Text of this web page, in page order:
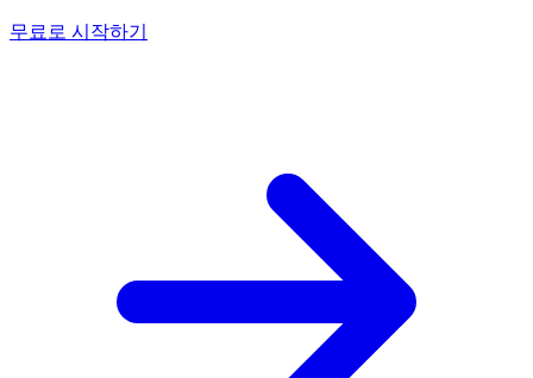
무료로 시작하기